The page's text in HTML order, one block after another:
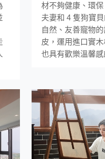
材不夠健康、環
夫妻和 4 隻狗寶
自然、友善寵物
皮，運用進口實
也具有歡樂溫馨感